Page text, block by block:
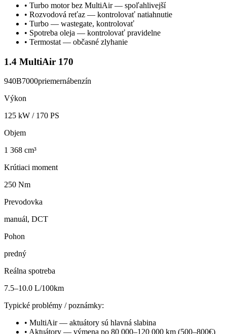
• Turbo motor bez MultiAir — spoľahlivejší
• Rozvodová reťaz — kontrolovať natiahnutie
• Turbo — wastegate, kontrolovať
• Spotreba oleja — kontrolovať pravidelne
• Termostat — občasné zlyhanie
1.4 MultiAir 170
940B7000priemernábenzín
Výkon
125 kW / 170 PS
Objem
1 368 cm³
Krútiaci moment
250 Nm
Prevodovka
manuál, DCT
Pohon
predný
Reálna spotreba
7.5–10.0 L/100km
Typické problémy / poznámky:
• MultiAir — aktuátory sú hlavná slabina
• Aktuátory — výmena po 80 000–120 000 km (500–800€)